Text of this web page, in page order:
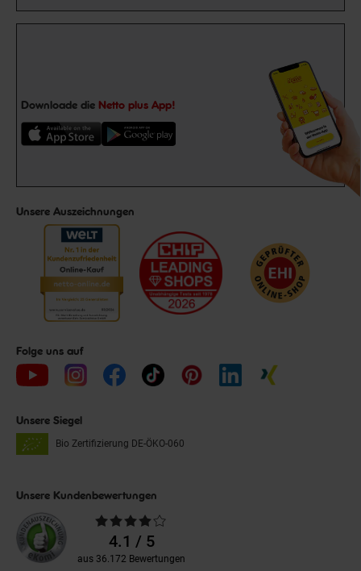
Downloade die Netto plus App!
Unsere Auszeichnungen
Folge uns auf
Unsere Siegel
Bio Zertifizierung DE-ÖKO-060
Unsere Kundenbewertungen
Durchschnittliche
Bewertungen4.1 / 5
aus 36.172 Bewertungen